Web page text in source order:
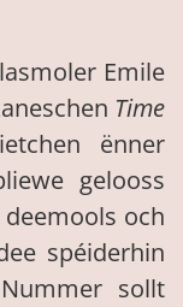
Emile
Time
ënner
gelooss
och
spéiderhin
sollt